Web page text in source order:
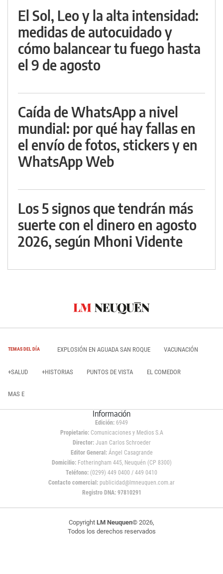
El Sol, Leo y la alta intensidad:
medidas de autocuidado y
cómo balancear tu fuego hasta
el 9 de agosto
Caída de WhatsApp a nivel
mundial: por qué hay fallas en
el envío de fotos, stickers y en
WhatsApp Web
Los 5 signos que tendrán más
suerte con el dinero en agosto
2026, según Mhoni Vidente
TEMAS DEL DÍA EXPLOSIÓN EN AGUADA SAN ROQUE VACUNACIÓN
+SALUD +HISTORIAS PUNTOS DE VISTA EL COMEDOR
MAS E
Información
Edición: 6949
Propietario:Comunicaciones y Medios S.A
Director: Juan Carlos Schroeder
Editor General:Ángel Casagrande
Domicilio:Fotheringham 445, Neuquén (CP 8300)
Teléfono: (0299) 449 0400 / 449 0410
Contacto comercial: publicidad@lmneuquen.com.ar
Registro DNA: 97810291
Copyright LM Neuquen© 2026,
Todos los derechos reservados